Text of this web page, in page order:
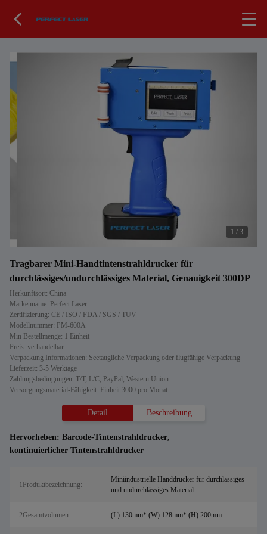
1 / 3
Tragbarer Mini-Handtintenstrahldrucker für
durchlässiges/undurchlässiges Material, Genauigkeit 300DP
Herkunftsort: China
Markenname: Perfect Laser
Zertifizierung: CE / ISO / FDA / SGS / TUV
Modellnummer: PM-600A
Min Bestellmenge: 1 Einheit
Preis: verhandelbar
Verpackung Informationen: Seetaugliche Verpackung oder flugfähige Verpackung
Lieferzeit: 3-5 Werktage
Zahlungsbedingungen: T/T, L/C, PayPal, Western Union
Versorgungsmaterial-Fähigkeit: Einheit 3000 pro Monat
Detail Beschreibung
Hervorheben: Barcode-Tintenstrahldrucker,
kontinuierlicher Tintenstrahldrucker
1Produktbezeichnung:
Miniindustrielle Handdrucker für durchlässiges
und undurchlässiges Material
2Gesamtvolumen: (L) 130mm* (W) 128mm* (H) 200mm